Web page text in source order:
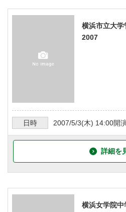
横浜市立大
2007
日時 2007/5/3(木) 14:00開
詳細を
横浜女学院